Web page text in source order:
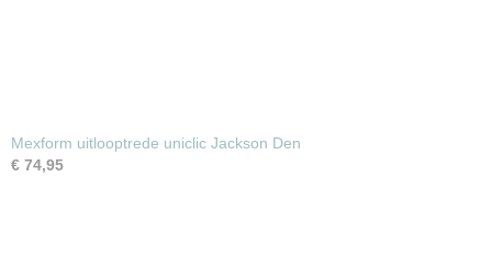
Mexform uitlooptrede uniclic Jackson Den
€ 74,95